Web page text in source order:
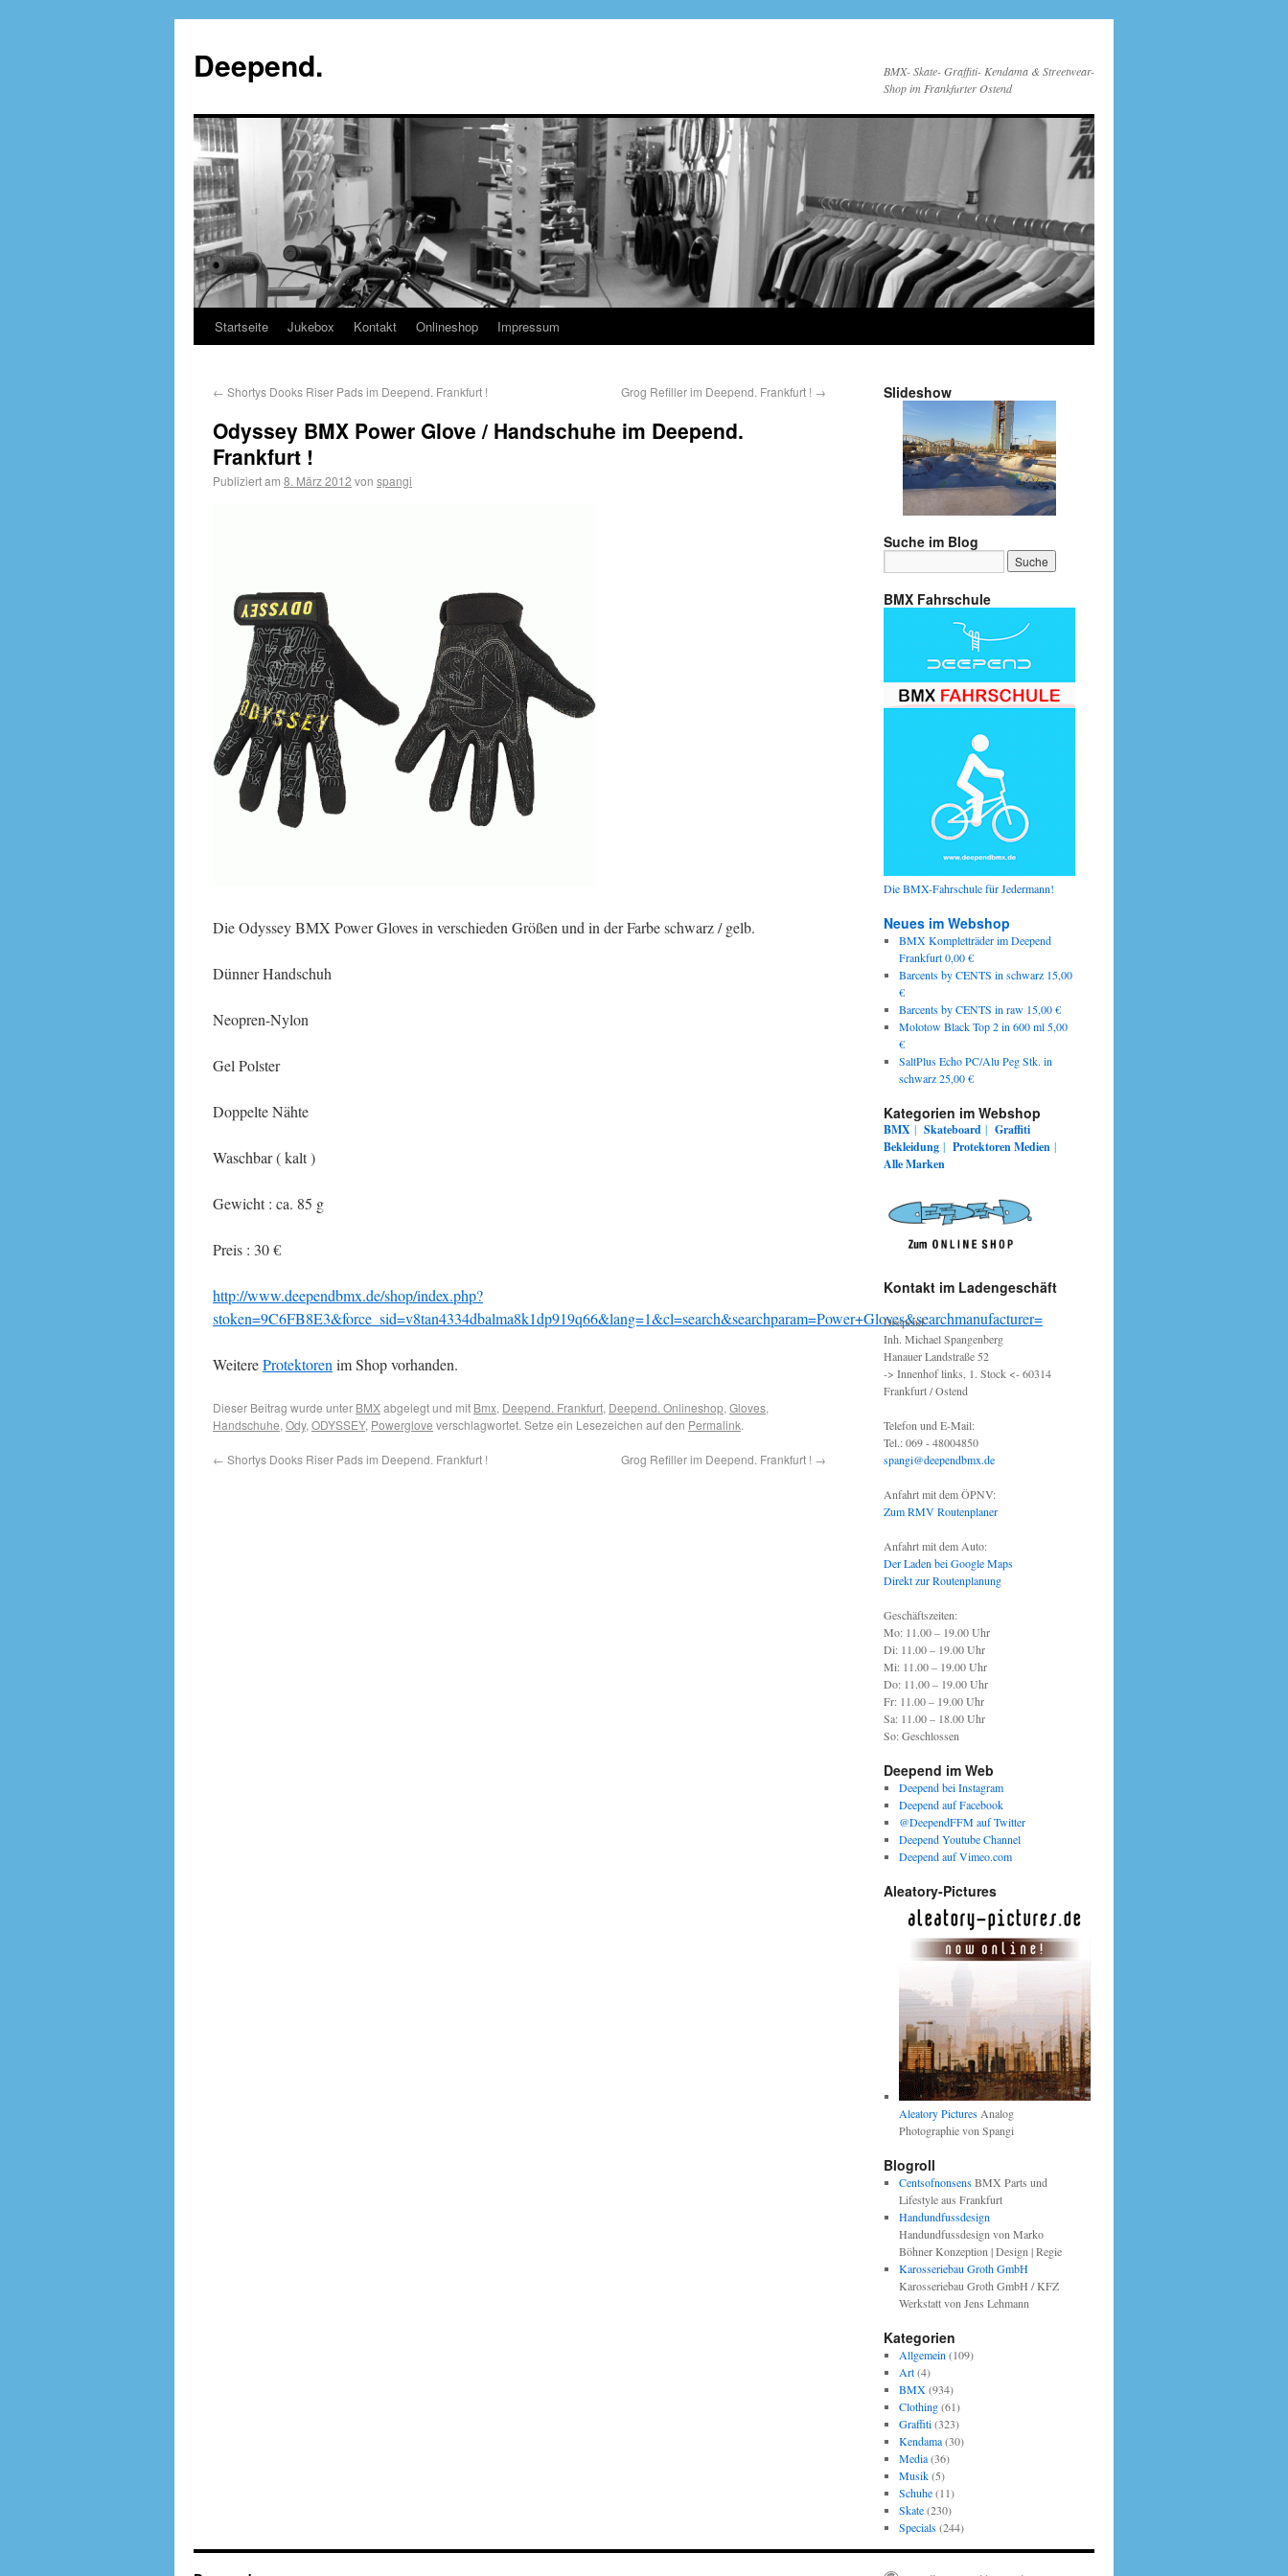
Deepend.
BMX- Skate- Graffiti- Kendama & Streetwear-
Shop im Frankfurter Ostend
Startseite Jukebox Kontakt Onlineshop Impressum
← Shortys Dooks Riser Pads im Deepend. Frankfurt ! Grog Refiller im Deepend. Frankfurt ! →
Odyssey BMX Power Glove / Handschuhe im Deepend.
Frankfurt !
Publiziert am 8. März 2012 von spangi
Die Odyssey BMX Power Gloves in verschieden Größen und in der Farbe schwarz / gelb.
Dünner Handschuh
Neopren-Nylon
Gel Polster
Doppelte Nähte
Waschbar ( kalt )
Gewicht : ca. 85 g
Preis : 30 €
http://www.deependbmx.de/shop/index.php?
stoken=9C6FB8E3&force_sid=v8tan4334dbalma8k1dp919q66&lang=1&cl=search&searchparam=Power+Gloves&searchmanufacturer=
WeitereProtektoren im Shop vorhanden.
Dieser Beitrag wurde unter BMXabgelegt und mit Bmx, Deepend. Frankfurt, Deepend. Onlineshop, Gloves,
Handschuhe, Ody, ODYSSEY, Powerglove verschlagwortet. Setze ein Lesezeichen auf den Permalink.
← Shortys Dooks Riser Pads im Deepend. Frankfurt ! Grog Refiller im Deepend. Frankfurt ! →
Slideshow
Suche im Blog
BMX Fahrschule
Die BMX-Fahrschule für Jedermann!
Neues im Webshop
BMX Kompletträder im Deepend
Frankfurt 0,00 €
Barcents by CENTS in schwarz 15,00
€
Barcents by CENTS in raw 15,00 €
Molotow Black Top 2 in 600 ml 5,00
€
SaltPlus Echo PC/Alu Peg Stk. in
schwarz 25,00 €
Kategorien im Webshop
BMX | Skateboard | Graffiti
Bekleidung | ProtektorenMedien |
Alle Marken
Kontakt im Ladengeschäft
Deepend.
Inh. Michael Spangenberg
Hanauer Landstraße 52
-> Innenhof links, 1. Stock <- 60314
Frankfurt / Ostend
Telefon und E-Mail:
Tel.: 069 - 48004850
spangi@deependbmx.de
Anfahrt mit dem ÖPNV:
Zum RMV Routenplaner
Anfahrt mit dem Auto:
Der Laden bei Google Maps
Direkt zur Routenplanung
Geschäftszeiten:
Mo: 11.00 – 19.00 Uhr
Di: 11.00 – 19.00 Uhr
Mi: 11.00 – 19.00 Uhr
Do: 11.00 – 19.00 Uhr
Fr: 11.00 – 19.00 Uhr
Sa: 11.00 – 18.00 Uhr
So: Geschlossen
Deepend im Web
Deepend bei Instagram
Deepend auf Facebook
@DeependFFM auf Twitter
Deepend Youtube Channel
Deepend auf Vimeo.com
Aleatory-Pictures
Aleatory PicturesAnalog
Photographie von Spangi
Blogroll
CentsofnonsensBMX Parts und
Lifestyle aus Frankfurt
Handundfussdesign
Handundfussdesign von Marko
Böhner Konzeption | Design | Regie
Karosseriebau Groth GmbH
Karosseriebau Groth GmbH / KFZ
Werkstatt von Jens Lehmann
Kategorien
Allgemein (109)
Art(4)
BMX(934)
Clothing(61)
Graffiti(323)
Kendama(30)
Media(36)
Musik(5)
Schuhe(11)
Skate(230)
Specials(244)